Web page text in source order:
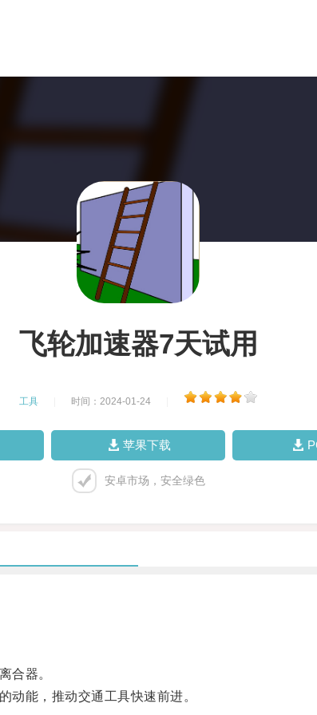
飞轮加速器7天试用
工具 时间：2024-01-24
苹果下载
安卓市场，安全绿色
合器。
能，推动交通工具快速前进。